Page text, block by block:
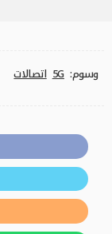
وسوم: 5G اتصالات